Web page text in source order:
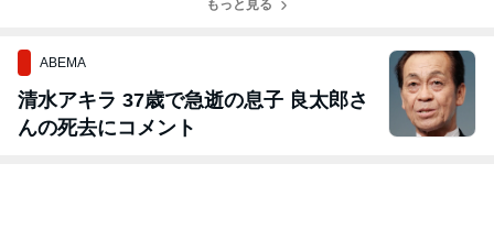
もっと見る
ABEMA
清水アキラ 37歳で急逝の息子 良太郎さ
んの死去にコメント